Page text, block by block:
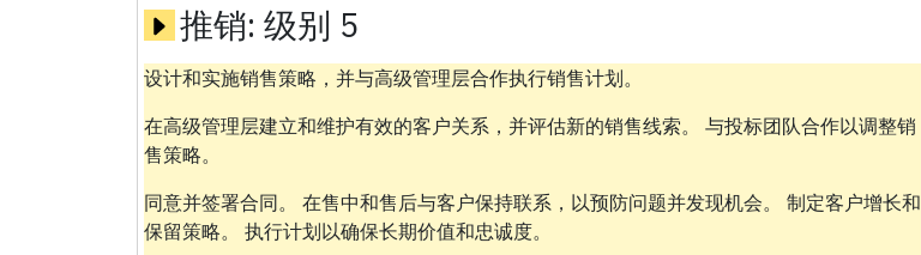
推销: 级别 5
设计和实施销售策略，并与高级管理层合作执行销售计划。
在高级管理层建立和维护有效的客户关系，并评估新的销售线索。 与投标团队合作以调整销
售策略。
同意并签署合同。 在售中和售后与客户保持联系，以预防问题并发现机会。 制定客户增长和
保留策略。 执行计划以确保长期价值和忠诚度。